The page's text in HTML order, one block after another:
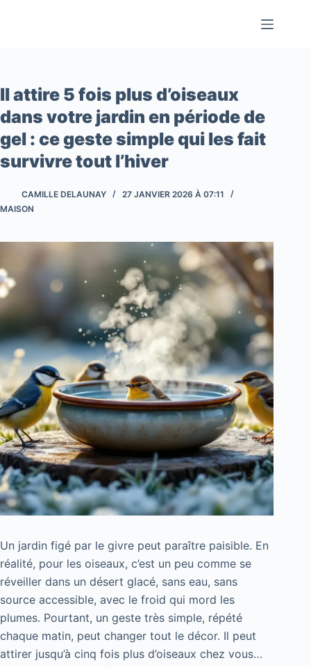
Il attire 5 fois plus d’oiseaux
dans votre jardin en période de
gel : ce geste simple qui les fait
survivre tout l’hiver
CAMILLE DELAUNAY
27 JANVIER 2026 À 07:11
MAISON
Un jardin figé par le givre peut paraître paisible. En
réalité, pour les oiseaux, c’est un peu comme se
réveiller dans un désert glacé, sans eau, sans
source accessible, avec le froid qui mord les
plumes. Pourtant, un geste très simple, répété
chaque matin, peut changer tout le décor. Il peut
attirer jusqu’à cinq fois plus d’oiseaux chez vous…